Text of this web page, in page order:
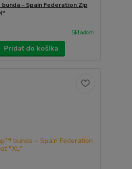
– Spain Federation Zip
Skladom
Pridať do košíka